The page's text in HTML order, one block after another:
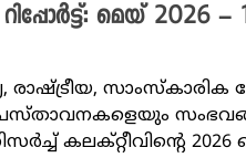
മെയ് 2026 –
രാഷ്ട്രീയ, സാംസ്‌കാരിക
കലക്റ്റീവിന്റെ 2026